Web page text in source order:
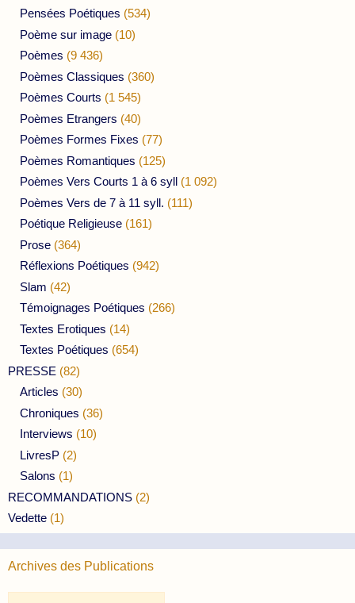
Pensées Poétiques (534)
Poème sur image (10)
Poèmes (9 436)
Poèmes Classiques (360)
Poèmes Courts (1 545)
Poèmes Etrangers (40)
Poèmes Formes Fixes (77)
Poèmes Romantiques (125)
Poèmes Vers Courts 1 à 6 syll (1 092)
Poèmes Vers de 7 à 11 syll. (111)
Poétique Religieuse (161)
Prose (364)
Réflexions Poétiques (942)
Slam (42)
Témoignages Poétiques (266)
Textes Erotiques (14)
Textes Poétiques (654)
PRESSE (82)
Articles (30)
Chroniques (36)
Interviews (10)
LivresP (2)
Salons (1)
RECOMMANDATIONS (2)
Vedette (1)
Archives des Publications